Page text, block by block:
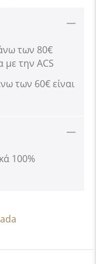
των 80€
με την ACS
των 60€ είναι
100%